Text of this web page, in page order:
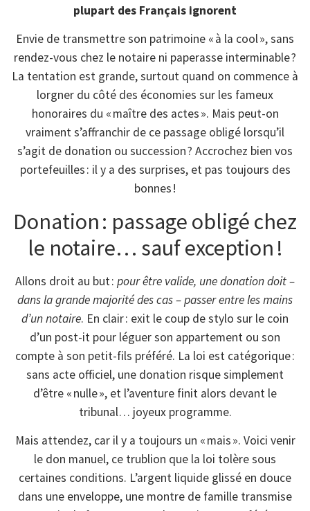
plupart des Français ignorent
Envie de transmettre son patrimoine « à la cool », sans
rendez-vous chez le notaire ni paperasse interminable ?
La tentation est grande, surtout quand on commence à
lorgner du côté des économies sur les fameux
honoraires du « maître des actes ». Mais peut-on
vraiment s’affranchir de ce passage obligé lorsqu’il
s’agit de donation ou succession ? Accrochez bien vos
portefeuilles : il y a des surprises, et pas toujours des
bonnes !
Donation : passage obligé chez
le notaire… sauf exception !
Allons droit au but : pour être valide, une donation doit –
dans la grande majorité des cas – passer entre les mains
d’un notaire. En clair : exit le coup de stylo sur le coin
d’un post-it pour léguer son appartement ou son
compte à son petit-fils préféré. La loi est catégorique :
sans acte officiel, une donation risque simplement
d’être « nulle », et l’aventure finit alors devant le
tribunal… joyeux programme.
Mais attendez, car il y a toujours un « mais ». Voici venir
le don manuel, ce trublion que la loi tolère sous
certaines conditions. L’argent liquide glissé en douce
dans une enveloppe, une montre de famille transmise